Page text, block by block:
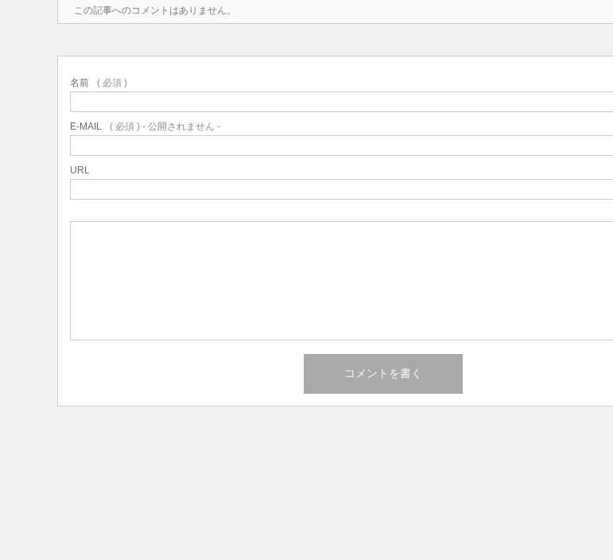
この記事へのコメントはありません。
名前 ( 必須 )
E-MAIL ( 必須 ) - 公開されません -
URL